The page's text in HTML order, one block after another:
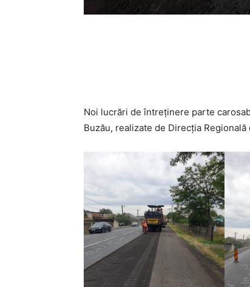
Noi lucrări de întreținere parte
Buzău, realizate de Direcția